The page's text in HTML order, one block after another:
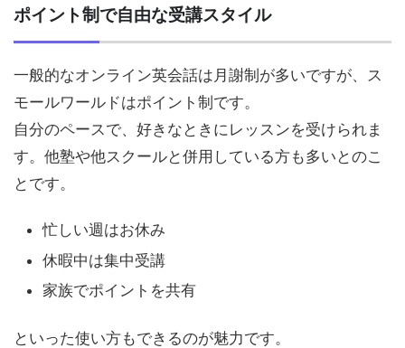
ポイント制で自由な受講スタイル
一般的なオンライン英会話は月謝制が多いですが、ス
モールワールドはポイント制です。
自分のペースで、好きなときにレッスンを受けられま
す。他塾や他スクールと併用している方も多いとのこ
とです。
忙しい週はお休み
休暇中は集中受講
家族でポイントを共有
といった使い方もできるのが魅力です。